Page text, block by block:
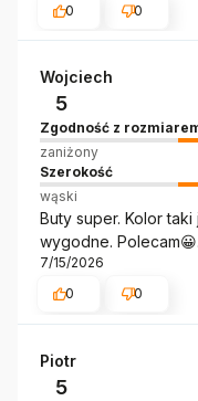
0
0
Wojciech
5
Zgodność z
zaniżony
Szerokość
wąski
Buty super. Kolor
wygodne. Polecam😀.
7/15/2026
0
0
Piotr
5